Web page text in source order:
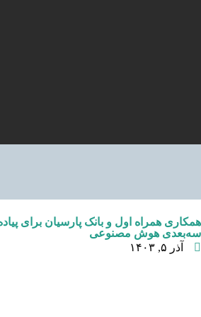
همکاری همراه اول و بانک پارسیان برای
سه‌بعدی هوش مصنوعی
آذر ۵, ۱۴۰۳